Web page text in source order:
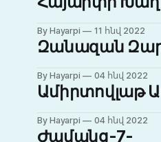
By Hayarpi 11 հնվ 2022
Զանազան
By Hayarpi 04 հնվ 2022
Ամիրտովլաթ
By Hayarpi 04 հնվ 2022
Ժամանց-7-